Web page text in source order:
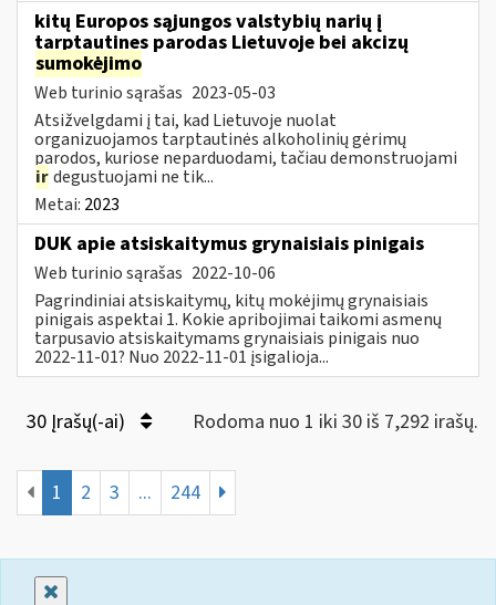
kitų Europos sąjungos valstybių narių į
tarptautines parodas Lietuvoje bei akcizų
sumokėjimo
Web turinio sąrašas 2023-05-03
Atsižvelgdami į tai, kad Lietuvoje nuolat
organizuojamos tarptautinės alkoholinių gėrimų
parodos, kuriose neparduodami, tačiau demonstruojami
irdegustuojami ne tik...
Metai: 2023
DUK apie atsiskaitymus grynaisiais pinigais
Web turinio sąrašas 2022-10-06
Pagrindiniai atsiskaitymų, kitų mokėjimų grynaisiais
pinigais aspektai 1. Kokie apribojimai taikomi asmenų
tarpusavio atsiskaitymams grynaisiais pinigais nuo
2022-11-01? Nuo 2022-11-01 įsigalioja...
30 Įrašų(-ai) Rodoma nuo 1 iki 30 iš 7,292 irašų.
1 2 3 ... 244